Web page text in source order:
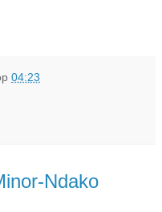
04:23
Ndako